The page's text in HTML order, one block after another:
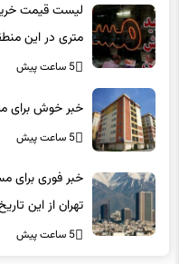
متری در این
5 ساعت پیش
5 ساعت پیش
تهران از این
5 ساعت پیش